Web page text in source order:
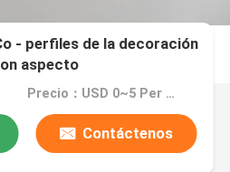
- perfiles de la decoración
aspecto
Precio：USD 0~5 Per Meter
Contáctenos